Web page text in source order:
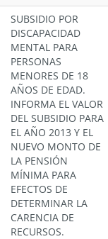
SUBSIDIO POR
DISCAPACIDAD
MENTAL PARA
PERSONAS
MENORES DE 18
AÑOS DE EDAD.
INFORMA EL VALOR
DEL SUBSIDIO PARA
EL AÑO 2013 Y EL
NUEVO MONTO DE
LA PENSIÓN
MÍNIMA PARA
EFECTOS DE
DETERMINAR LA
CARENCIA DE
RECURSOS.